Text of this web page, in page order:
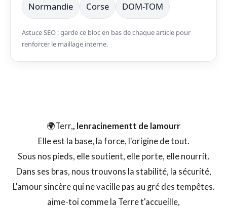
Normandie Corse DOM-TOM
Astuce SEO : garde ce bloc en bas de chaque article pour
renforcer le maillage interne.
🌍Terr,, lenracinementt de lamourr
Elle est la base, la force, l'origine de tout.
Sous nos pieds, elle soutient, elle porte, elle nourrit.
Dans ses bras, nous trouvons la stabilité, la sécurité,
L'amour sincère qui ne vacille pas au gré des tempêtes.
aime-toi comme la Terre t'accueille,